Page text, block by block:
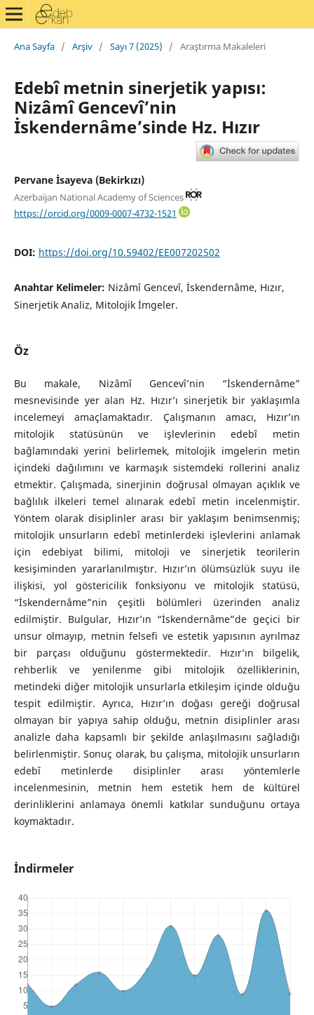
Ana Sayfa / Arşiv / Sayı 7 (2025) / Araştırma Makaleleri
Edebî metnin sinerjetik yapısı:
Nizâmî Gencevî’nin
İskendernâme’sinde Hz. Hızır
Pervane İsayeva (Bekirkızı)
Azerbaijan National Academy of Sciences
https://orcid.org/0009-0007-4732-1521
DOI: https://doi.org/10.59402/EE007202502
Anahtar Kelimeler: Nizâmî Gencevî, İskendernâme, Hızır,
Sinerjetik Analiz, Mitolojik İmgeler.
Öz
Bu makale, Nizâmî Gencevî’nin “İskendernâme”
mesnevisinde yer alan Hz. Hızır’ı sinerjetik bir yaklaşımla
incelemeyi amaçlamaktadır. Çalışmanın amacı, Hızır’ın
mitolojik statüsünün ve işlevlerinin edebî metin
bağlamındaki yerini belirlemek, mitolojik imgelerin metin
içindeki dağılımını ve karmaşık sistemdeki rollerini analiz
etmektir. Çalışmada, sinerjinin doğrusal olmayan açıklık ve
bağlılık ilkeleri temel alınarak edebî metin incelenmiştir.
Yöntem olarak disiplinler arası bir yaklaşım benimsenmiş;
mitolojik unsurların edebî metinlerdeki işlevlerini anlamak
için edebiyat bilimi, mitoloji ve sinerjetik teorilerin
kesişiminden yararlanılmıştır. Hızır’ın ölümsüzlük suyu ile
ilişkisi, yol göstericilik fonksiyonu ve mitolojik statüsü,
“İskendernâme”nin çeşitli bölümleri üzerinden analiz
edilmiştir. Bulgular, Hızır’ın “İskendernâme”de geçici bir
unsur olmayıp, metnin felsefi ve estetik yapısının ayrılmaz
bir parçası olduğunu göstermektedir. Hızır’ın bilgelik,
rehberlik ve yenilenme gibi mitolojik özelliklerinin,
metindeki diğer mitolojik unsurlarla etkileşim içinde olduğu
tespit edilmiştir. Ayrıca, Hızır’ın doğası gereği doğrusal
olmayan bir yapıya sahip olduğu, metnin disiplinler arası
analizle daha kapsamlı bir şekilde anlaşılmasını sağladığı
belirlenmiştir. Sonuç olarak, bu çalışma, mitolojik unsurların
edebî metinlerde disiplinler arası yöntemlerle
incelenmesinin, metnin hem estetik hem de kültürel
derinliklerini anlamaya önemli katkılar sunduğunu ortaya
koymaktadır.
İndirmeler